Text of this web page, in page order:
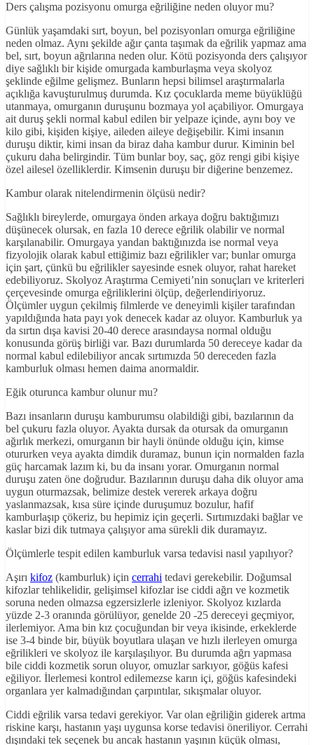
Ders çalışma pozisyonu omurga eğriliğine neden oluyor mu?
Günlük yaşamdaki sırt, boyun, bel pozisyonları omurga eğriliğine
neden olmaz. Aynı şekilde ağır çanta taşımak da eğrilik yapmaz ama
bel, sırt, boyun ağrılarına neden olur. Kötü pozisyonda ders çalışıyor
diye sağlıklı bir kişide omurgada kamburlaşma veya skolyoz
şeklinde eğilme gelişmez. Bunların hepsi bilimsel araştırmalarla
açıklığa kavuşturulmuş durumda. Kız çocuklarda meme büyüklüğü
utanmaya, omurganın duruşunu bozmaya yol açabiliyor. Omurgaya
ait duruş şekli normal kabul edilen bir yelpaze içinde, aynı boy ve
kilo gibi, kişiden kişiye, aileden aileye değişebilir. Kimi insanın
duruşu diktir, kimi insan da biraz daha kambur durur. Kiminin bel
çukuru daha belirgindir. Tüm bunlar boy, saç, göz rengi gibi kişiye
özel ailesel özelliklerdir. Kimsenin duruşu bir diğerine benzemez.
Kambur olarak nitelendirmenin ölçüsü nedir?
Sağlıklı bireylerde, omurgaya önden arkaya doğru baktığımızı
düşünecek olursak, en fazla 10 derece eğrilik olabilir ve normal
karşılanabilir. Omurgaya yandan baktığınızda ise normal veya
fizyolojik olarak kabul ettiğimiz bazı eğrilikler var; bunlar omurga
için şart, çünkü bu eğrilikler sayesinde esnek oluyor, rahat hareket
edebiliyoruz. Skolyoz Araştırma Cemiyeti’nin sonuçları ve kriterleri
çerçevesinde omurga eğriliklerini ölçüp, değerlendiriyoruz.
Ölçümler uygun çekilmiş filmlerde ve deneyimli kişiler tarafından
yapıldığında hata payı yok denecek kadar az oluyor. Kamburluk ya
da sırtın dışa kavisi 20-40 derece arasındaysa normal olduğu
konusunda görüş birliği var. Bazı durumlarda 50 dereceye kadar da
normal kabul edilebiliyor ancak sırtımızda 50 dereceden fazla
kamburluk olması hemen daima anormaldir.
Eğik oturunca kambur olunur mu?
Bazı insanların duruşu kamburumsu olabildiği gibi, bazılarının da
bel çukuru fazla oluyor. Ayakta dursak da otursak da omurganın
ağırlık merkezi, omurganın bir hayli önünde olduğu için, kimse
otururken veya ayakta dimdik duramaz, bunun için normalden fazla
güç harcamak lazım ki, bu da insanı yorar. Omurganın normal
duruşu zaten öne doğrudur. Bazılarının duruşu daha dik oluyor ama
uygun oturmazsak, belimize destek vererek arkaya doğru
yaslanmazsak, kısa süre içinde duruşumuz bozulur, hafif
kamburlaşıp çökeriz, bu hepimiz için geçerli. Sırtımızdaki bağlar ve
kaslar bizi dik tutmaya çalışıyor ama sürekli dik duramayız.
Ölçümlerle tespit edilen kamburluk varsa tedavisi nasıl yapılıyor?
Aşırı kifoz (kamburluk) için cerrahi tedavi gerekebilir. Doğumsal
kifozlar tehlikelidir, gelişimsel kifozlar ise ciddi ağrı ve kozmetik
soruna neden olmazsa egzersizlerle izleniyor. Skolyoz kızlarda
yüzde 2-3 oranında görülüyor, genelde 20 -25 dereceyi geçmiyor,
ilerlemiyor. Ama bin kız çocuğundan bir veya ikisinde, erkeklerde
ise 3-4 binde bir, büyük boyutlara ulaşan ve hızlı ilerleyen omurga
eğrilikleri ve skolyoz ile karşılaşılıyor. Bu durumda ağrı yapmasa
bile ciddi kozmetik sorun oluyor, omuzlar sarkıyor, göğüs kafesi
eğiliyor. İlerlemesi kontrol edilemezse karın içi, göğüs kafesindeki
organlara yer kalmadığından çarpıntılar, sıkışmalar oluyor.
Ciddi eğrilik varsa tedavi gerekiyor. Var olan eğriliğin giderek artma
riskine karşı, hastanın yaşı uygunsa korse tedavisi öneriliyor. Cerrahi
dışındaki tek seçenek bu ancak hastanın yaşının küçük olması,